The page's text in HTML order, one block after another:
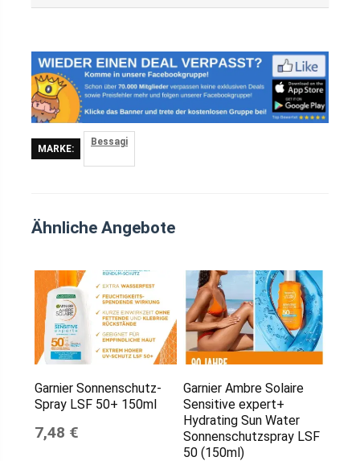
MARKE:
Bessagi
Ähnliche Angebote
Garnier Sonnenschutz-
Spray LSF 50+ 150ml
7,48 €
Garnier Ambre Solaire
Sensitive expert+
Hydrating Sun Water
Sonnenschutzspray LSF
50 (150ml)